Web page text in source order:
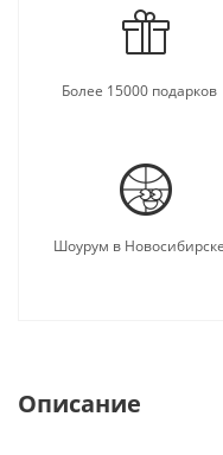
Более 15000 подарков
Шоурум в Новосибирске
Описание